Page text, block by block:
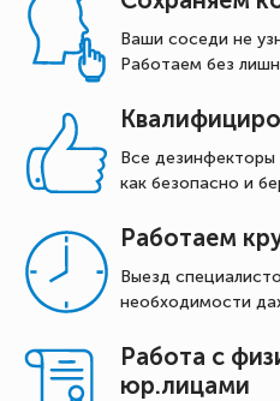
Ваши соседи не
Работаем без
Все
как безопасно и
Работаем
Выезд
необходимости
Работа с
юр.лицами